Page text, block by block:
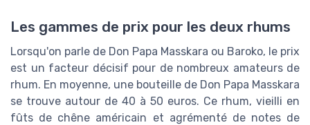
Les gammes de prix pour les deux rhums
Lorsqu'on parle de Don Papa Masskara ou Baroko, le prix
est un facteur décisif pour de nombreux amateurs de
rhum. En moyenne, une bouteille de Don Papa Masskara
se trouve autour de 40 à 50 euros. Ce rhum, vieilli en
fûts de chêne américain et agrémenté de notes de